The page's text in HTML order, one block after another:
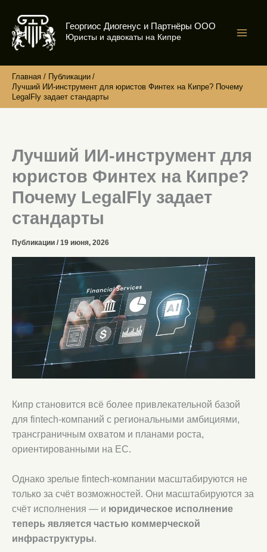
содержимому
Георгиос Диогенус и Партнёры ООО
Юристы и адвокаты на Кипре
Главная
Публикации
Лучший ИИ-инструмент для юристов Финтех на Кипре? Почему
LegalFly задает стандарты
Лучший ИИ-инструмент для
юристов Финтех на Кипре?
Почему LegalFly задает
стандарты
Публикации / 19 июня, 2026
Кипр становится всё более привлекательной базой
для fintech-компаний с региональными амбициями,
трансграничным охватом и планами роста,
ориентированными на ЕС.
Однако зрелые fintech-компании масштабируются не
только за счёт возможностей. Они масштабируются за
счёт исполнения — и юридическое исполнение
теперь является частью коммерческой
инфраструктуры.